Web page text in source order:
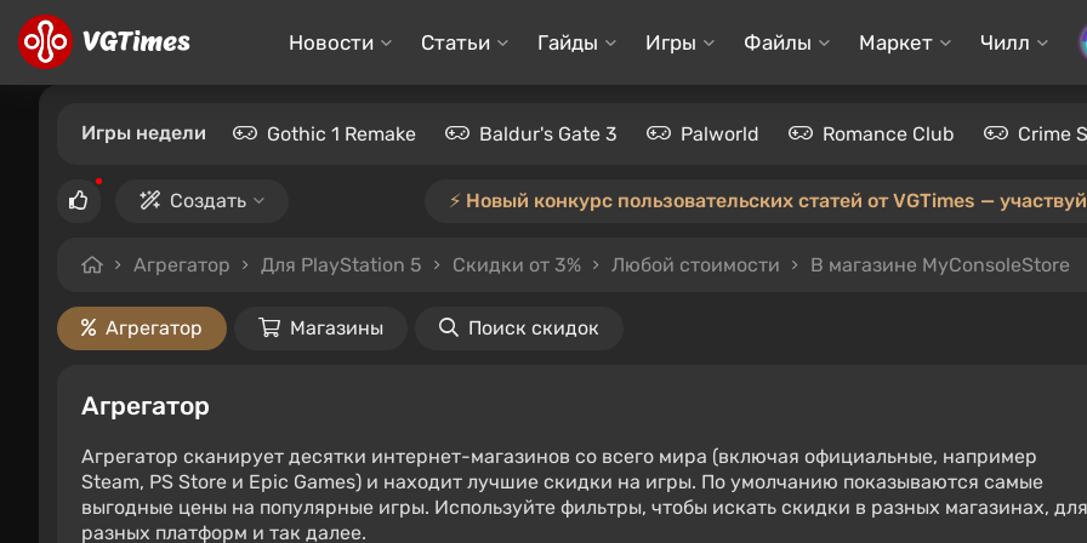
Новости Статьи Гайды Игры Файлы Маркет Чилл
Игры недели Gothic 1 Remake Baldur's Gate 3 Palworld Romance Club Crime
Создать ⚡️ Новый конкурс пользовательских статей от VGTimes —
Агрегатор Для PlayStation 5 Скидки от 3% Любой стоимости В магазине MyConsoleStore
Агрегатор Магазины Поиск скидок
Агрегатор
Агрегатор сканирует десятки интернет-магазинов со всего мира (включая официальные, например
Steam, PS Store и Epic Games) и находит лучшие скидки на игры. По умолчанию показываются самые
выгодные цены на популярные игры. Используйте фильтры, чтобы искать скидки в разных магазинах, для
разных платформ и так далее.